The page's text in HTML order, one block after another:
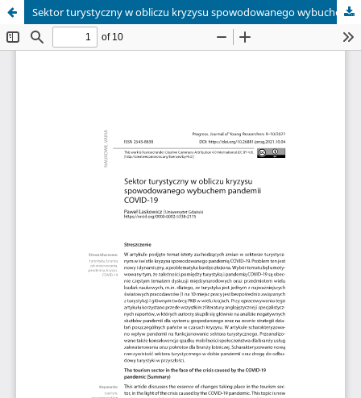
Sektor turystyczny w obliczu kryzysu spowodowanego wybuchem pandemii COVID-19